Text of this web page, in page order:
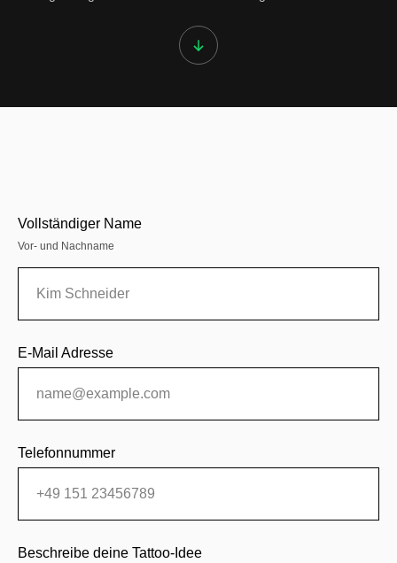
Vollständiger Name
Vor- und Nachname
E-Mail Adresse
Telefonnummer
Beschreibe deine Tattoo-Idee